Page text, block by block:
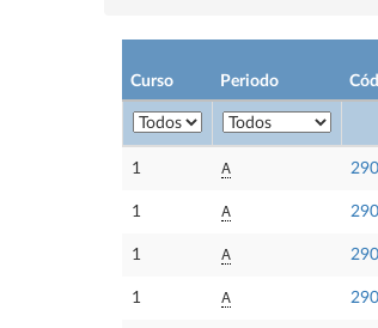
Curso Periodo
1 A
1 A
1 A
1 A